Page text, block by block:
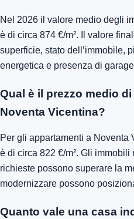
Nel 2026 il valore medio degli
è di circa 874 €/m². Il valore
superficie, stato dell’immobile,
energetica e presenza di
Qual è il prezzo medio
Noventa Vicentina?
Per gli appartamenti a Noventa
è di circa 822 €/m². Gli
richieste possono superare la
modernizzare possono
Quanto vale una casa